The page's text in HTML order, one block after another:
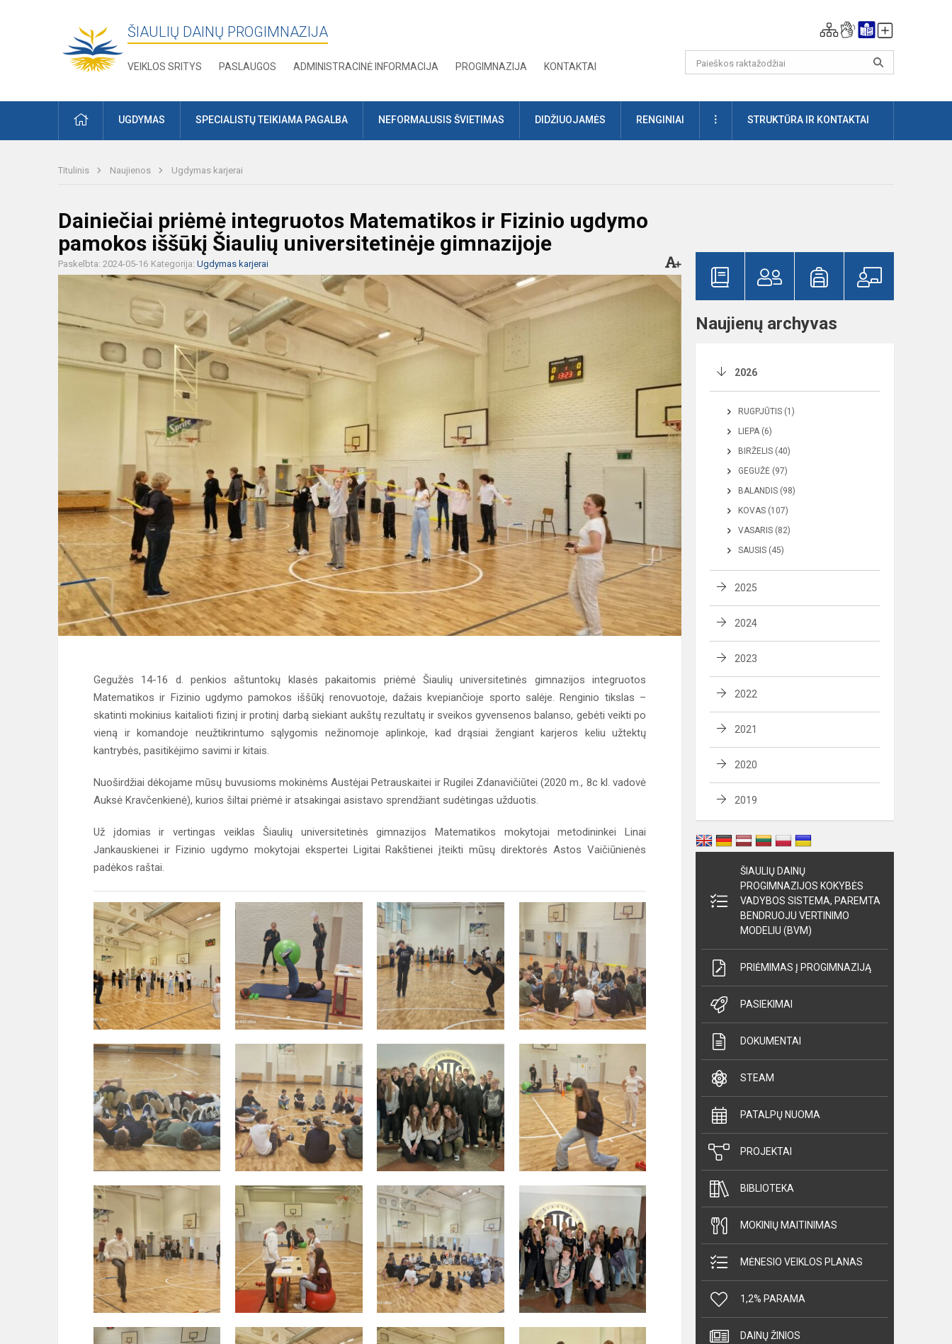
ŠIAULIŲ DAINŲ PROGIMNAZIJA
VEIKLOS SRITYS PASLAUGOS ADMINISTRACINĖ INFORMACIJA PROGIMNAZIJA KONTAKTAI
PRADŽIAUGDYMAS SPECIALISTŲ TEIKIAMA PAGALBA NEFORMALUSIS ŠVIETIMAS DIDŽIUOJAMĖS RENGINIAI DAUGIAUSTRUKTŪRA IR KONTAKTAI
Titulinis Naujienos Ugdymas karjerai
Dainiečiai priėmė integruotos Matematikos ir Fizinio ugdymo
pamokos iššūkį Šiaulių universitetinėje gimnazijoje
Paskelbta: 2024-05-16 Kategorija: Ugdymas karjerai
Gegužės 14-16 d. penkios aštuntokų klasės pakaitomis priėmė Šiaulių universitetinės gimnazijos integruotos
Matematikos ir Fizinio ugdymo pamokos iššūkį renovuotoje, dažais kvepiančioje sporto salėje. Renginio tikslas –
skatinti mokinius kaitalioti fizinį ir protinį darbą siekiant aukštų rezultatų ir sveikos gyvensenos balanso, gebėti veikti po
vieną ir komandoje neužtikrintumo sąlygomis nežinomoje aplinkoje, kad drąsiai žengiant karjeros keliu užtektų
kantrybės, pasitikėjimo savimi ir kitais.
Nuoširdžiai dėkojame mūsų buvusioms mokinėms Austėjai Petrauskaitei ir Rugilei Zdanavičiūtei (2020 m., 8c kl. vadovė
Auksė Kravčenkienė), kurios šiltai priėmė ir atsakingai asistavo sprendžiant sudėtingas užduotis.
Už įdomias ir vertingas veiklas Šiaulių universitetinės gimnazijos Matematikos mokytojai metodininkei Linai
Jankauskienei ir Fizinio ugdymo mokytojai ekspertei Ligitai Rakštienei įteikti mūsų direktorės Astos Vaičiūnienės
padėkos raštai.
Naujienų archyvas
2026
RUGPJŪTIS (1)
LIEPA (6)
BIRŽELIS (40)
GEGUŽĖ (97)
BALANDIS (98)
KOVAS (107)
VASARIS (82)
SAUSIS (45)
2025
2024
2023
2022
2021
2020
2019
ŠIAULIŲ DAINŲ
PROGIMNAZIJOS KOKYBĖS
VADYBOS SISTEMA, PAREMTA
BENDRUOJU VERTINIMO
MODELIU (BVM)
PRIĖMIMAS Į PROGIMNAZIJĄ
PASIEKIMAI
DOKUMENTAI
STEAM
PATALPŲ NUOMA
PROJEKTAI
BIBLIOTEKA
MOKINIŲ MAITINIMAS
MĖNESIO VEIKLOS PLANAS
1,2% PARAMA
DAINŲ ŽINIOS